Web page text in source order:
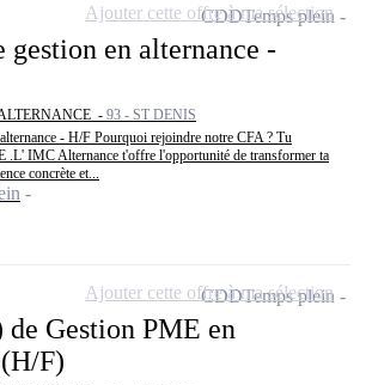
gestion en alternance -
- 93 - ST DENIS
- H/F Pourquoi rejoindre notre CFA ? Tu
.L' IMC Alternance t'offre l'opportunité de transformer ta
concrète et...
CDDTemps plein
Ajouter cette offre à ma sélection
de Gestion PME en
F)
CDDTemps plein
Ajouter cette offre à ma sélection